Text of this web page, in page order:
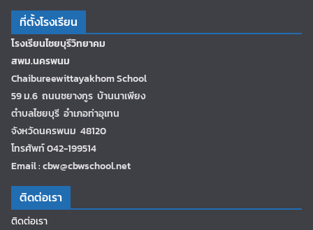
ที่ตั้งโรงเรียน
โรงเรียนไชยบุรีวิทยาคม
สพม.นครพนม
Chaibureewittayakhom School
59 ม.6 ถนนชยางกูร บ้านนาเพียง
ตำบลไชยบุรี อำเภอท่าอุเทน
จังหวัดนครพนม 48120
โทรศัพท์ 042-199514
Email : cbw@cbwschool.net
ติดต่อเรา
ติดต่อเรา